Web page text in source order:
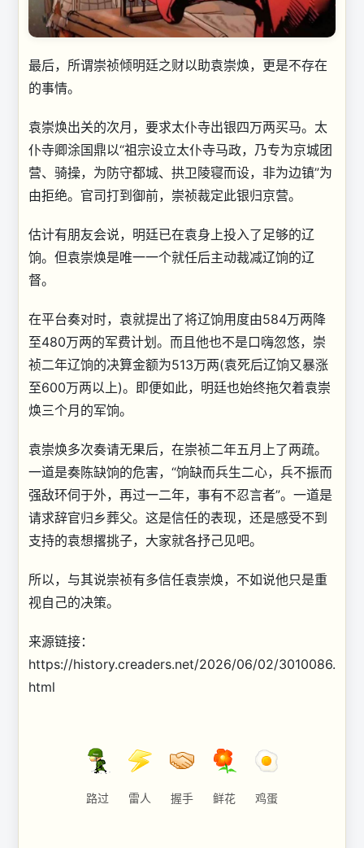
最后，所谓崇祯倾明廷之财以助袁崇焕，更是不存在
的事情。
袁崇焕出关的次月，要求太仆寺出银四万两买马。太
仆寺卿涂国鼎以“祖宗设立太仆寺马政，乃专为京城团
营、骑操，为防守都城、拱卫陵寝而设，非为边镇”为
由拒绝。官司打到御前，崇祯裁定此银归京营。
估计有朋友会说，明廷已在袁身上投入了足够的辽
饷。但袁崇焕是唯一一个就任后主动裁减辽饷的辽
督。
在平台奏对时，袁就提出了将辽饷用度由584万两降
至480万两的军费计划。而且他也不是口嗨忽悠，崇
祯二年辽饷的决算金额为513万两(袁死后辽饷又暴涨
至600万两以上)。即便如此，明廷也始终拖欠着袁崇
焕三个月的军饷。
袁崇焕多次奏请无果后，在崇祯二年五月上了两疏。
一道是奏陈缺饷的危害，“饷缺而兵生二心，兵不振而
强敌环伺于外，再过一二年，事有不忍言者”。一道是
请求辞官归乡葬父。这是信任的表现，还是感受不到
支持的袁想撂挑子，大家就各抒己见吧。
所以，与其说崇祯有多信任袁崇焕，不如说他只是重
视自己的决策。
来源链接：
https://history.creaders.net/2026/06/02/3010086.
html
路过 雷人 握手 鲜花 鸡蛋